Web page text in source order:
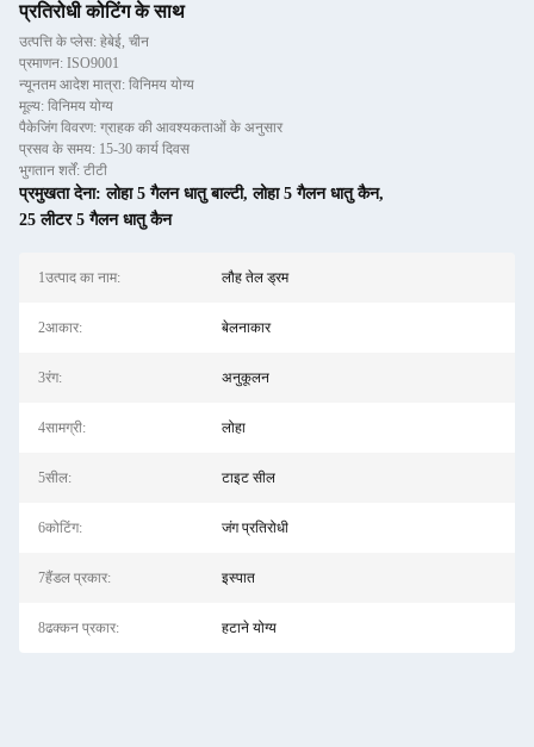
प्रतिरोधी कोटिंग के साथ
उत्पत्ति के प्लेस: हेबेई, चीन
प्रमाणन: ISO9001
न्यूनतम आदेश मात्रा: विनिमय योग्य
मूल्य: विनिमय योग्य
पैकेजिंग विवरण: ग्राहक की आवश्यकताओं के अनुसार
प्रसव के समय: 15-30 कार्य दिवस
भुगतान शर्तें: टीटी
प्रमुखता देना:लोहा 5 गैलन धातु बाल्टी,लोहा 5 गैलन धातु कैन,
25 लीटर 5 गैलन धातु कैन
1उत्पाद का नाम: लौह तेल ड्रम
2आकार: बेलनाकार
3रंग: अनुकूलन
4सामग्री: लोहा
5सील: टाइट सील
6कोटिंग: जंग प्रतिरोधी
7हैंडल प्रकार: इस्पात
8ढक्कन प्रकार: हटाने योग्य